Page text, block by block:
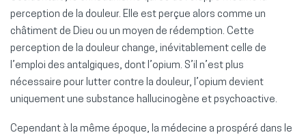
perception de la douleur. Elle est perçue alors comme un
châtiment de Dieu ou un moyen de rédemption. Cette
perception de la douleur change, inévitablement celle de
l’emploi des antalgiques, dont l’opium. S’il n’est plus
nécessaire pour lutter contre la douleur, l’opium devient
uniquement une substance hallucinogène et psychoactive.
Cependant à la même époque, la médecine a prospéré dans le